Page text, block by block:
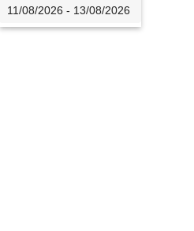
11/08/2026 - 13/08/2026